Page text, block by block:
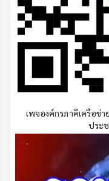
เพจองค์กรภาคีเครือข่
ประ